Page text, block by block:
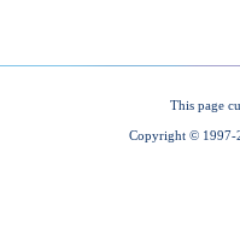
This page
Copyright © 1997-